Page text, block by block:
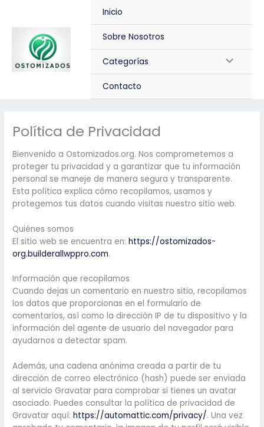
contenido
Inicio
Sobre Nosotros
Categorías Alternar
Contacto
Política de Privacidad
Bienvenido a Ostomizados.org. Nos comprometemos a
proteger tu privacidad y a garantizar que tu información
personal se maneje de manera segura y transparente.
Esta política explica cómo recopilamos, usamos y
protegemos tus datos cuando visitas nuestro sitio web.
Quiénes somos
El sitio web se encuentra en:https://ostomizados-
org.builderallwppro.com.
Información que recopilamos
Cuando dejas un comentario en nuestro sitio, recopilamos
los datos que proporcionas en el formulario de
comentarios, así como la dirección IP de tu dispositivo y la
información del agente de usuario del navegador para
ayudarnos a detectar spam.
Además, una cadena anónima creada a partir de tu
dirección de correo electrónico (hash) puede ser enviada
al servicio Gravatar para comprobar si tienes un avatar
asociado. Puedes consultar la política de privacidad de
Gravatar aquí:https://automattic.com/privacy/. Una vez